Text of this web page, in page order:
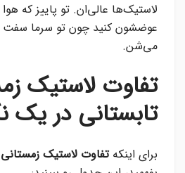
لاستیک‌ها عالی‌ان. تو پاییز که
عوضشون کنید چون تو سرما
می‌شن.
تفاوت لاستیک
تابستانی در یک
برای اینکهتفاوت لاستیک